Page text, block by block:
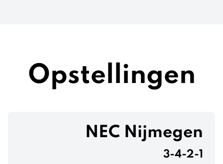
Opstellingen
NEC Nijmegen
3-4-2-1